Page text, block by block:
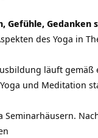
Gefühle,
des Yoga in
läuft
und Meditation
Seminarhäusern.